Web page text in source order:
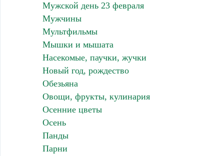
Мужской день 23 февраля
Мужчины
Мультфильмы
Мышки и мышата
Насекомые, паучки, жучки
Новый год, рождество
Обезьяна
Овощи, фрукты, кулинария
Осенние цветы
Осень
Панды
Парни